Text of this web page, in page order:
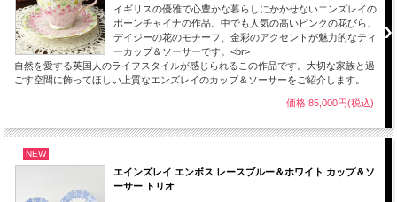
イギリスの優雅で心豊かな暮らしにかかせないエンズレイの
ボーンチャイナの作品。中でも人気の高いピンクの花びら、
デイジーの花のモチーフ、金彩のアクセントが魅力的なティ
ーカップ＆ソーサーです。<br>
自然を愛する英国人のライフスタイルが感じられるこの作品です。大切な家族と過
ごす空間に飾ってほしい上質なエンズレイのカップ＆ソーサーをご紹介します。
価格:85,000円(税込)
NEW
エインズレイ エンボス レースブルー＆ホワイト カップ＆ソ
ーサー トリオ